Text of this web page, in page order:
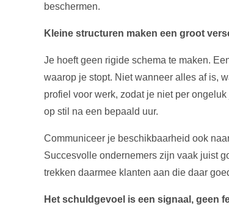
beschermen.
Kleine structuren maken een groot
Je hoeft geen rigide schema te maken.
waarop je stopt. Niet wanneer alles af is,
profiel voor werk, zodat je niet per
op stil na een bepaald uur.
Communiceer je beschikbaarheid ook
Succesvolle ondernemers zijn vaak juist
trekken daarmee klanten aan die daar
Het schuldgevoel is een signaal, geen